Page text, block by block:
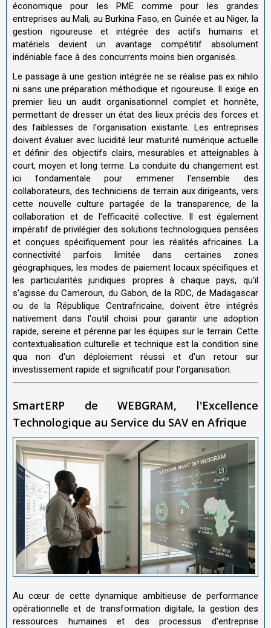
économique pour les PME comme pour les grandes
entreprises au Mali, au Burkina Faso, en Guinée et au Niger, la
gestion rigoureuse et intégrée des actifs humains et
matériels devient un avantage compétitif absolument
indéniable face à des concurrents moins bien organisés.
Le passage à une gestion intégrée ne se réalise pas ex nihilo
ni sans une préparation méthodique et rigoureuse. Il exige en
premier lieu un audit organisationnel complet et honnête,
permettant de dresser un état des lieux précis des forces et
des faiblesses de l'organisation existante. Les entreprises
doivent évaluer avec lucidité leur maturité numérique actuelle
et définir des objectifs clairs, mesurables et atteignables à
court, moyen et long terme. La conduite du changement est
ici fondamentale pour emmener l'ensemble des
collaborateurs, des techniciens de terrain aux dirigeants, vers
cette nouvelle culture partagée de la transparence, de la
collaboration et de l'efficacité collective. Il est également
impératif de privilégier des solutions technologiques pensées
et conçues spécifiquement pour les réalités africaines. La
connectivité parfois limitée dans certaines zones
géographiques, les modes de paiement locaux spécifiques et
les particularités juridiques propres à chaque pays, qu'il
s'agisse du Cameroun, du Gabon, de la RDC, de Madagascar
ou de la République Centrafricaine, doivent être intégrés
nativement dans l'outil choisi pour garantir une adoption
rapide, sereine et pérenne par les équipes sur le terrain. Cette
contextualisation culturelle et technique est la condition sine
qua non d'un déploiement réussi et d'un retour sur
investissement rapide et significatif pour l'organisation.
SmartERP de WEBGRAM, l'Excellence
Technologique au Service du SAV en Afrique
Au cœur de cette dynamique ambitieuse de performance
opérationnelle et de transformation digitale, la gestion des
ressources humaines et des processus d'entreprise